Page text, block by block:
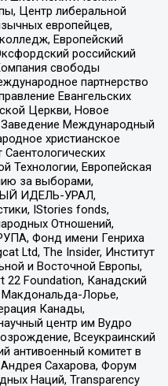
Центр либеральной
европейцев,
Европейский
российский
свободы
партнерство
Евангельских
Церкви, Новое
Международный
христианское
Технологии, Европейская
за выборами,
ИДЕЛЬ-УРАЛ,
IStories fonds,
Отношений,
Фонд имени Генриха
Ltd, The Insider, Институт
и Восточной Европы,
22 Foundation, Канадский
Макдональда-Лорье,
Канады,
центр им Вудро
Всеукраинский
антивоенный комитет в
Сахарова, Форум
Наций, Transparеncy